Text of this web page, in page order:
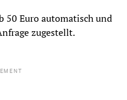
50 Euro automatisch und
zugestellt.